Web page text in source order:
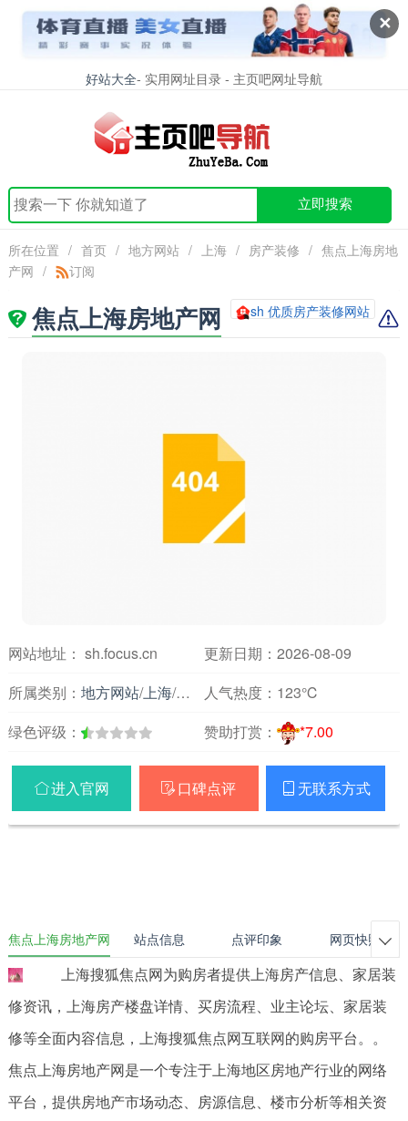
✕
好站大全- 实用网址目录 - 主页吧网址导航
立即搜索
所在位置 / 首页 / 地方网站 / 上海 / 房产装修 / 焦点上海房地
产网 / 订阅
焦点上海房地产网 sh 优质房产装修网站
网站地址： sh.focus.cn
更新日期：2026-08-09
所属类别： 地方网站/上海/房产装修人气热度： 123℃
绿色评级：
赞助打赏： *7.00
进入官网  口碑点评  无联系方式
焦点上海房地产网 站点信息 点评印象 网页快照
上海搜狐焦点网为购房者提供上海房产信息、家居装
修资讯，上海房产楼盘详情、买房流程、业主论坛、家居装
修等全面内容信息，上海搜狐焦点网互联网的购房平台。。
焦点上海房地产网是一个专注于上海地区房地产行业的网络
平台，提供房地产市场动态、房源信息、楼市分析等相关资